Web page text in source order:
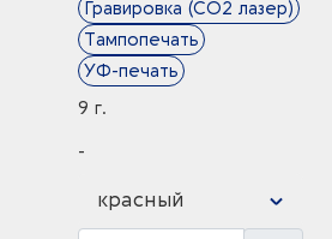
Гравировка (CO2 лазер)
Тампопечать
УФ-печать
9 г.
-
красный